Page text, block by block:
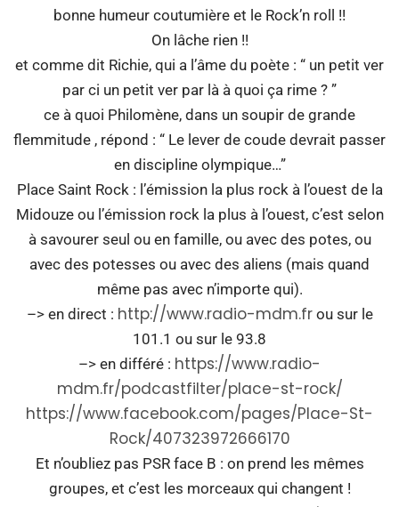
bonne humeur coutumière et le Rock’n roll !!
On lâche rien !!
et comme dit Richie, qui a l’âme du poète : “ un petit ver
par ci un petit ver par là à quoi ça rime ? ”
ce à quoi Philomène, dans un soupir de grande
flemmitude , répond : “ Le lever de coude devrait passer
en discipline olympique…”
Place Saint Rock : l’émission la plus rock à l’ouest de la
Midouze ou l’émission rock la plus à l’ouest, c’est selon
à savourer seul ou en famille, ou avec des potes, ou
avec des potesses ou avec des aliens (mais quand
même pas avec n’importe qui).
–> en direct : http://www.radio-mdm.frou sur le
101.1 ou sur le 93.8
–> en différé : https://www.radio-
mdm.fr/podcastfilter/place-st-rock/
https://www.facebook.com/pages/Place-St-
Rock/407323972666170
Et n’oubliez pas PSR face B : on prend les mêmes
groupes, et c’est les morceaux qui changent !